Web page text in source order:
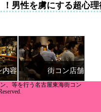
！男性を虜にする超心理
内容 街コン店舗
、等を行う名古屋東海街コン